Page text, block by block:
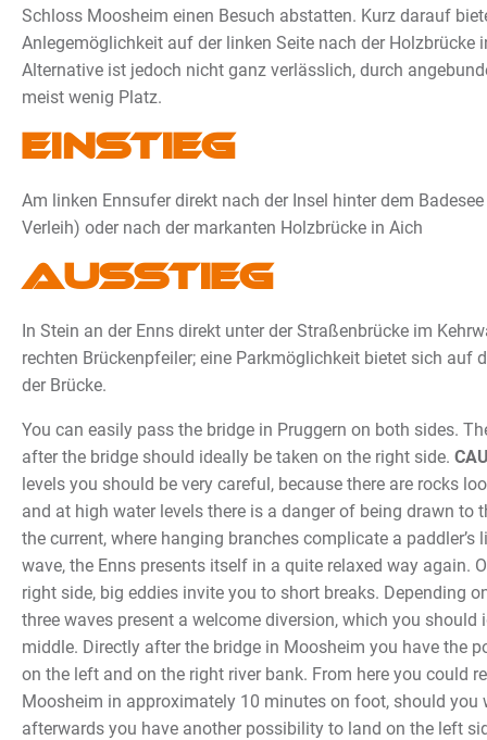
Schloss Moosheim einen Besuch abstatten. Kurz darauf
Anlegemöglichkeit auf der linken Seite nach der Holzbrücke
Alternative ist jedoch nicht ganz verlässlich, durch
meist wenig Platz.
Einstieg
Am linken Ennsufer direkt nach der Insel hinter dem
Verleih) oder nach der markanten Holzbrücke in Aich
Ausstieg
In Stein an der Enns direkt unter der Straßenbrücke im
rechten Brückenpfeiler; eine Parkmöglichkeit bietet sich auf
der Brücke.
You can easily pass the bridge in Pruggern on both sides.
after the bridge should ideally be taken on the right side.
levels you should be very careful, because there are rocks
and at high water levels there is a danger of being drawn to
the current, where hanging branches complicate a paddler’s
wave, the Enns presents itself in a quite relaxed way again.
right side, big eddies invite you to short breaks. Depending
three waves present a welcome diversion, which you should
middle. Directly after the bridge in Moosheim you have the
on the left and on the right river bank. From here you could
Moosheim in approximately 10 minutes on foot, should you
afterwards you have another possibility to land on the left